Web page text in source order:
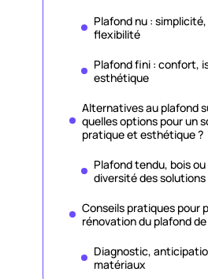
Plafond nu :
flexibilité
Plafond fini : confort,
esthétique
Alternatives au plafond
quelles options pour un
pratique et esthétique ?
Plafond tendu, bois ou
diversité des solutions
Conseils pratiques pour
rénovation du plafond
Diagnostic,
matériaux